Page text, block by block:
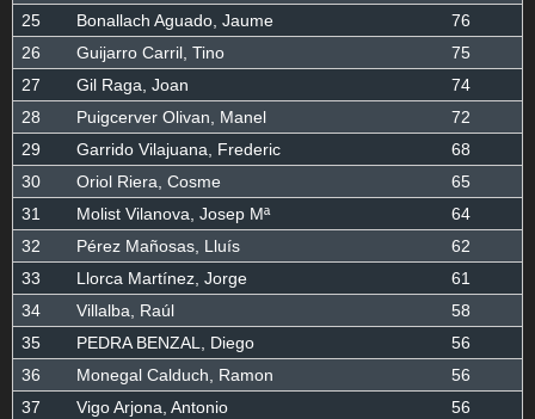
25
Bonallach Aguado, Jaume
76
26
Guijarro Carril, Tino
75
27
Gil Raga, Joan
74
28
Puigcerver Olivan, Manel
72
29
Garrido Vilajuana, Frederic
68
30
Oriol Riera, Cosme
65
31
Molist Vilanova, Josep Mª
64
32
Pérez Mañosas, Lluís
62
33
Llorca Martínez, Jorge
61
34
Villalba, Raúl
58
35
PEDRA BENZAL, Diego
56
36
Monegal Calduch, Ramon
56
37
Vigo Arjona, Antonio
56